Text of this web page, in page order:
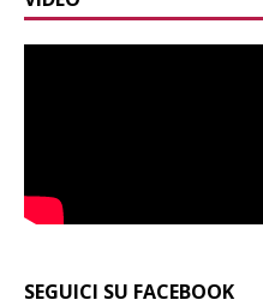
SEGUICI SU FACEBOOK